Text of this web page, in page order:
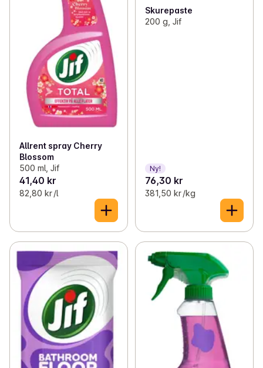
Allrent spray Cherry
Blossom
500 ml, Jif
41,40 kr
82,80 kr /l
Skurepaste
200 g, Jif
Ny!
76,30 kr
381,50 kr /kg